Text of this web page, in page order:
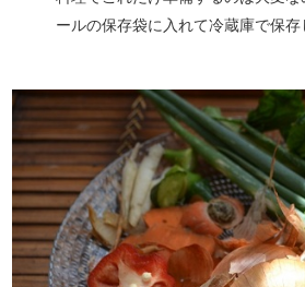
ールの保存袋に入れて冷蔵庫で保存